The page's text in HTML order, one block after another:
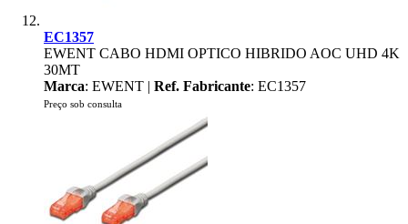
EC1357
EWENT CABO HDMI OPTICO HIBRIDO AOC UHD 4K
30MT
Marca: EWENT | Ref. Fabricante: EC1357
Preço sob consulta